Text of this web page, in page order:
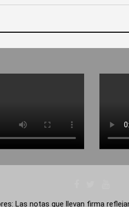
Las notas que llevan firma